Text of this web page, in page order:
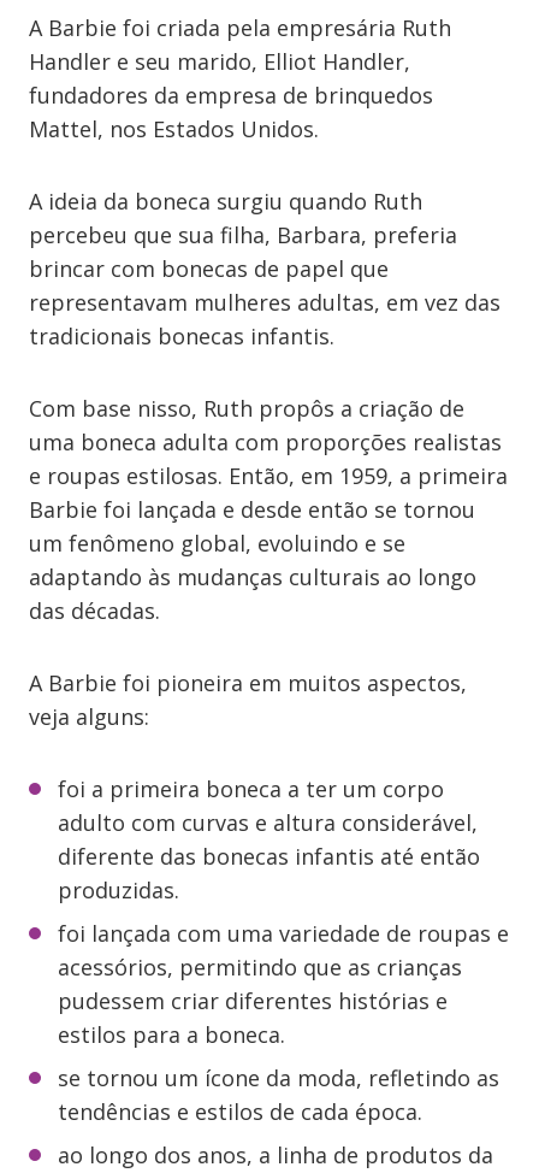
A Barbie foi criada pela empresária Ruth
Handler e seu marido, Elliot Handler,
fundadores da empresa de brinquedos
Mattel, nos Estados Unidos.
A ideia da boneca surgiu quando Ruth
percebeu que sua filha, Barbara, preferia
brincar com bonecas de papel que
representavam mulheres adultas, em vez das
tradicionais bonecas infantis.
Com base nisso, Ruth propôs a criação de
uma boneca adulta com proporções realistas
e roupas estilosas. Então, em 1959, a primeira
Barbie foi lançada e desde então se tornou
um fenômeno global, evoluindo e se
adaptando às mudanças culturais ao longo
das décadas.
A Barbie foi pioneira em muitos aspectos,
veja alguns:
foi a primeira boneca a ter um corpo
adulto com curvas e altura considerável,
diferente das bonecas infantis até então
produzidas.
foi lançada com uma variedade de roupas e
acessórios, permitindo que as crianças
pudessem criar diferentes histórias e
estilos para a boneca.
se tornou um ícone da moda, refletindo as
tendências e estilos de cada época.
ao longo dos anos, a linha de produtos da